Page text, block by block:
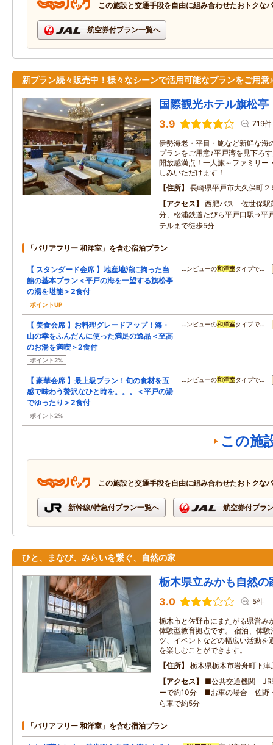
この施設と交通手段を自由に組み合わせたおトクな
航空券付プラン一覧へ
新プラン続々販売中！様々なシーンで活用可能なプランをご用意♪
国際観光ホテル旗松亭
3.9 719件
伊勢海老・平目・鮑など新鮮な海
プランをご用意♪平戸湾を見下ろ
開放感満点！一人旅～ファミリー
しみいただけます！
住所
長崎県平戸市大久保町２
アクセス
西肥バス 佐世保駅
分、松浦鉄道たびら平戸口駅→平
テルまで徒歩5分
「バリアフリー 和洋室」を含む宿泊プラン
【 スタンダード会席 】地産地消に拘った当
館の基本プラン＜平戸の海を一望する旗松亭
の湯を堪能＞2食付
ポイントUP
…ンビューの和洋室タイプで…
【 美食会席 】お料理グレードアップ！海・
山の幸をふんだんに使った満足の逸品＜至高
のお湯を満喫＞2食付
ポイント2%
…ンビューの和洋室タイプで…
【 豪華会席 】最上級プラン！旬の食材を五
感で味わう贅沢なひと時を。。。＜平戸の湯
でゆったり＞2食付
ポイント2%
…ンビューの和洋室タイプで…
この施
この施設と交通手段を自由に組み合わせたおトクな
新幹線/特急付プラン一覧へ 航空券付プラ
ひと、まなび、みらいを繋ぐ、自然の家
栃木県立みかも自然の
3.0 5件
栃木市と佐野市にまたがる県営み
体験型教育拠点です。 宿泊、体
ツ、イベントなどの幅広い活動を
を楽しむことができます。
住所
栃木県栃木市岩舟町下津
アクセス
■公共交通機関 JR
ーで約10分 ■お車の場合 佐野
ら車で約5分
「バリアフリー 和洋室」を含む宿泊プラン